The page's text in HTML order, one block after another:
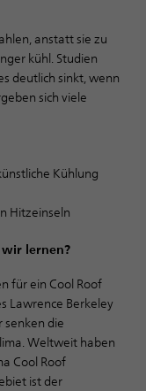
anstatt sie zu
kühl. Studien
deutlich sinkt, wenn
sich viele
Kühlung
Hitzeinseln
lernen?
für ein Cool Roof
Lawrence Berkeley
senken die
Weltweit haben
Cool Roof
ist der